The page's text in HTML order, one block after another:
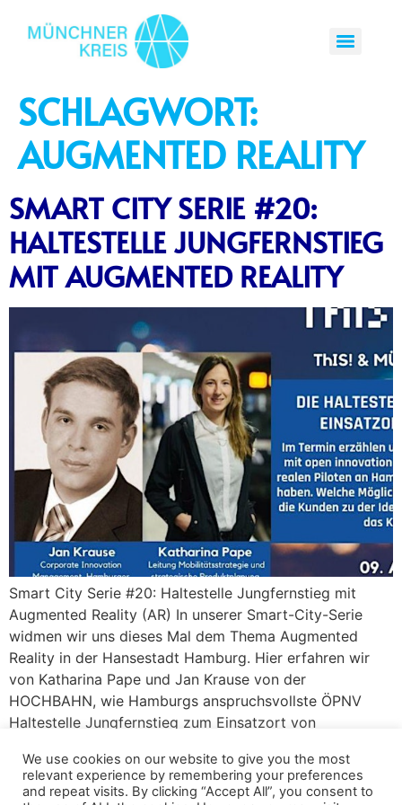
SCHLAGWORT:
AUGMENTED REALITY
SMART CITY SERIE #20:
HALTESTELLE JUNGFERNSTIEG
MIT AUGMENTED REALITY
Smart City Serie #20: Haltestelle Jungfernstieg mit
Augmented Reality (AR) In unserer Smart-City-Serie
widmen wir uns dieses Mal dem Thema Augmented
Reality in der Hansestadt Hamburg. Hier erfahren wir
von Katharina Pape und Jan Krause von der
HOCHBAHN, wie Hamburgs anspruchsvollste ÖPNV
Haltestelle Jungfernstieg zum Einsatzort von
verbunden […]
We use cookies on our website to give you the most
relevant experience by remembering your preferences
and repeat visits. By clicking “Accept All”, you consent to